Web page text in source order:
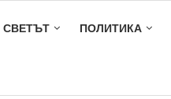
СВЕТЪТ ПОЛИТИКА